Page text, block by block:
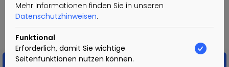
Mehr Informationen finden Sie in unseren
Datenschutzhinweisen.
Funktional
Erforderlich, damit Sie wichtige
Seitenfunktionen nutzen können.
Nachricht